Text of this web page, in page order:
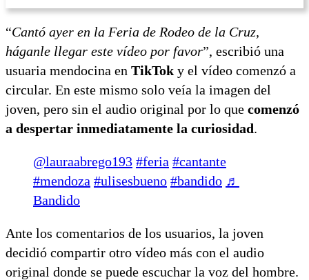
“Cantó ayer en la Feria de Rodeo de la Cruz,
háganle llegar este vídeo por favor”, escribió una
usuaria mendocina en TikTok y el vídeo comenzó a
circular. En este mismo solo veía la imagen del
joven, pero sin el audio original por lo que comenzó
a despertar inmediatamente la curiosidad.
@lauraabrego193 #feria #cantante
#mendoza #ulisesbueno #bandido ♬
Bandido
Ante los comentarios de los usuarios, la joven
decidió compartir otro vídeo más con el audio
original donde se puede escuchar la voz del hombre.